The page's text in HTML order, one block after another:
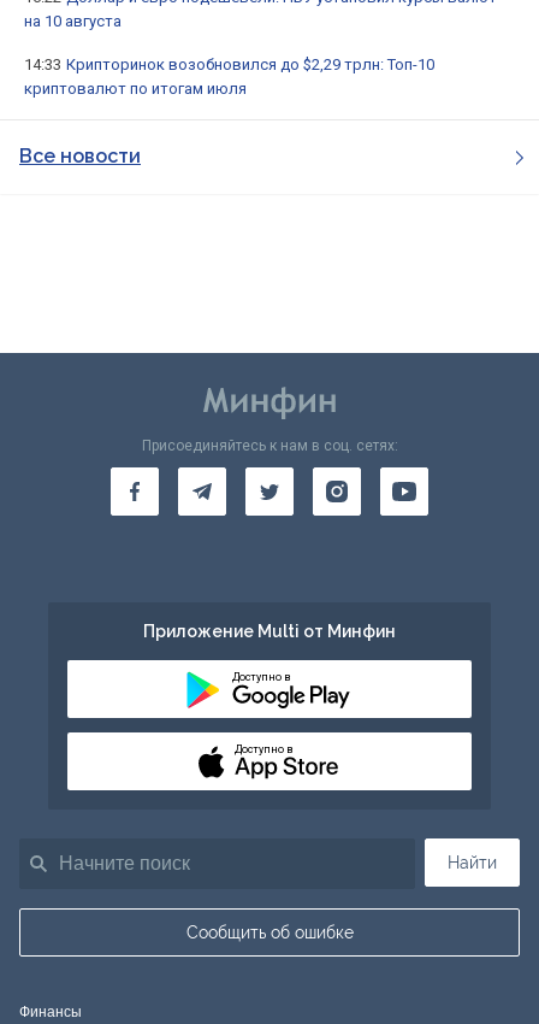
на 10 августа
14:33 Крипторинок возобновился до $2,29 трлн: Топ-10
криптовалют по итогам июля
Все новости
Найти
Сообщить об ошибке
Присоединяйтесь к нам в соц. сетях:
Приложение Multi от Минфин
Доступно в
Доступно в
Финансы